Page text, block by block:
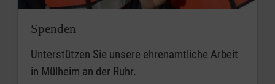
Spenden
Unterstützen Sie unsere ehrenamtliche Arbeit
in Mülheim an der Ruhr.